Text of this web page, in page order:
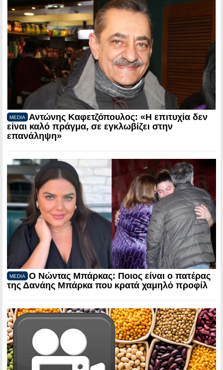
MEDIA
Αντώνης Καφετζόπουλος: «Η επιτυχία δεν
είναι καλό πράγμα, σε εγκλωβίζει στην
επανάληψη»
MEDIA
Ο Νώντας Μπάρκας: Ποιος είναι ο πατέρας
της Δανάης Μπάρκα που κρατά χαμηλό προφίλ